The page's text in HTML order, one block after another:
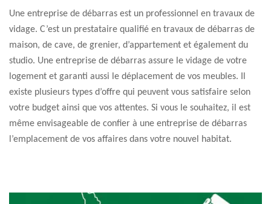
Une entreprise de débarras est un professionnel en travaux de
vidage. C’est un prestataire qualifié en travaux de débarras de
maison, de cave, de grenier, d’appartement et également du
studio. Une entreprise de débarras assure le vidage de votre
logement et garanti aussi le déplacement de vos meubles. Il
existe plusieurs types d’offre qui peuvent vous satisfaire selon
votre budget ainsi que vos attentes. Si vous le souhaitez, il est
même envisageable de confier à une entreprise de débarras
l’emplacement de vos affaires dans votre nouvel habitat.